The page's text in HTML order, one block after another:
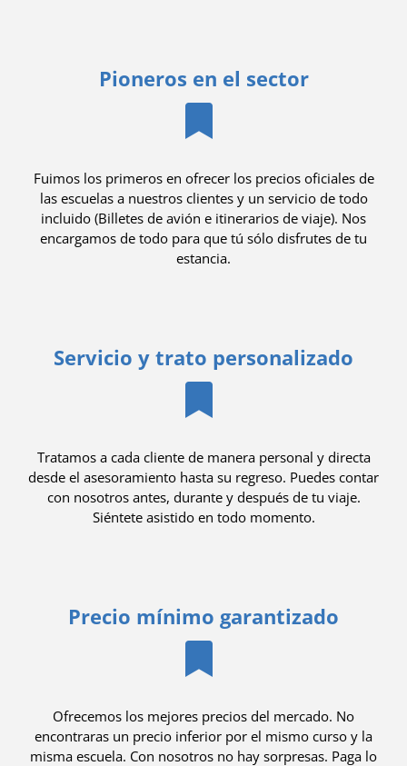
Pioneros en el sector
Fuimos los primeros en ofrecer los precios oficiales de
las escuelas a nuestros clientes y un servicio de todo
incluido (Billetes de avión e itinerarios de viaje). Nos
encargamos de todo para que tú sólo disfrutes de tu
estancia.
Servicio y trato personalizado
Tratamos a cada cliente de manera personal y directa
desde el asesoramiento hasta su regreso. Puedes contar
con nosotros antes, durante y después de tu viaje.
Siéntete asistido en todo momento.
Precio mínimo garantizado
Ofrecemos los mejores precios del mercado. No
encontraras un precio inferior por el mismo curso y la
misma escuela. Con nosotros no hay sorpresas. Paga lo